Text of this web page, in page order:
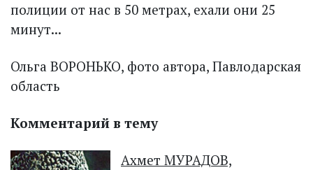
полиции от нас в 50 метрах, ехали они 25
минут...
Ольга ВОРОНЬКО, фото автора, Павлодарская
область
Комментарий в тему
Ахмет МУРАДОВ,